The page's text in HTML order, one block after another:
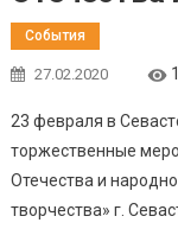
События
27.02.2020
23 февраля в
торжественные
Отечества и
творчества» г.